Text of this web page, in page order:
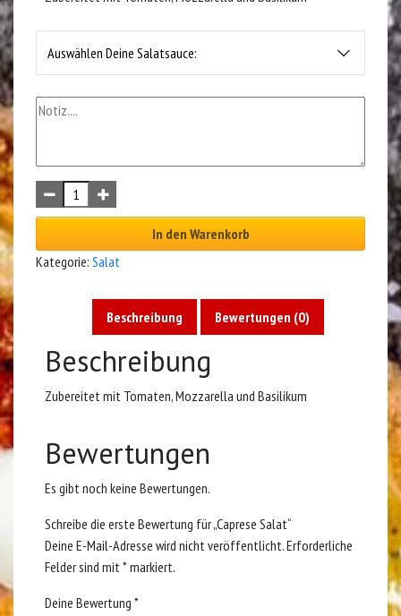
Auswählen Deine Salatsauce:
In den Warenkorb
Kategorie: Salat
Beschreibung Bewertungen (0)
Beschreibung
Zubereitet mit Tomaten, Mozzarella und Basilikum
Bewertungen
Es gibt noch keine Bewertungen.
Schreibe die erste Bewertung für „Caprese Salat“
Deine E-Mail-Adresse wird nicht veröffentlicht.Erforderliche
Felder sind mit *markiert.
Deine Bewertung *